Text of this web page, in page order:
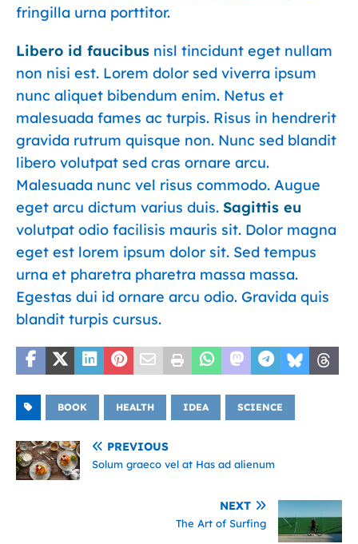
fringilla urna porttitor.
Libero id faucibus nisl tincidunt eget nullam
non nisi est. Lorem dolor sed viverra ipsum
nunc aliquet bibendum enim. Netus et
malesuada fames ac turpis. Risus in hendrerit
gravida rutrum quisque non. Nunc sed blandit
libero volutpat sed cras ornare arcu.
Malesuada nunc vel risus commodo. Augue
eget arcu dictum varius duis. Sagittis eu
volutpat odio facilisis mauris sit. Dolor magna
eget est lorem ipsum dolor sit. Sed tempus
urna et pharetra pharetra massa massa.
Egestas dui id ornare arcu odio. Gravida quis
blandit turpis cursus.
BOOK HEALTH IDEA SCIENCE
PREVIOUS
Solum graeco vel at Has ad alienum
NEXT
The Art of Surfing